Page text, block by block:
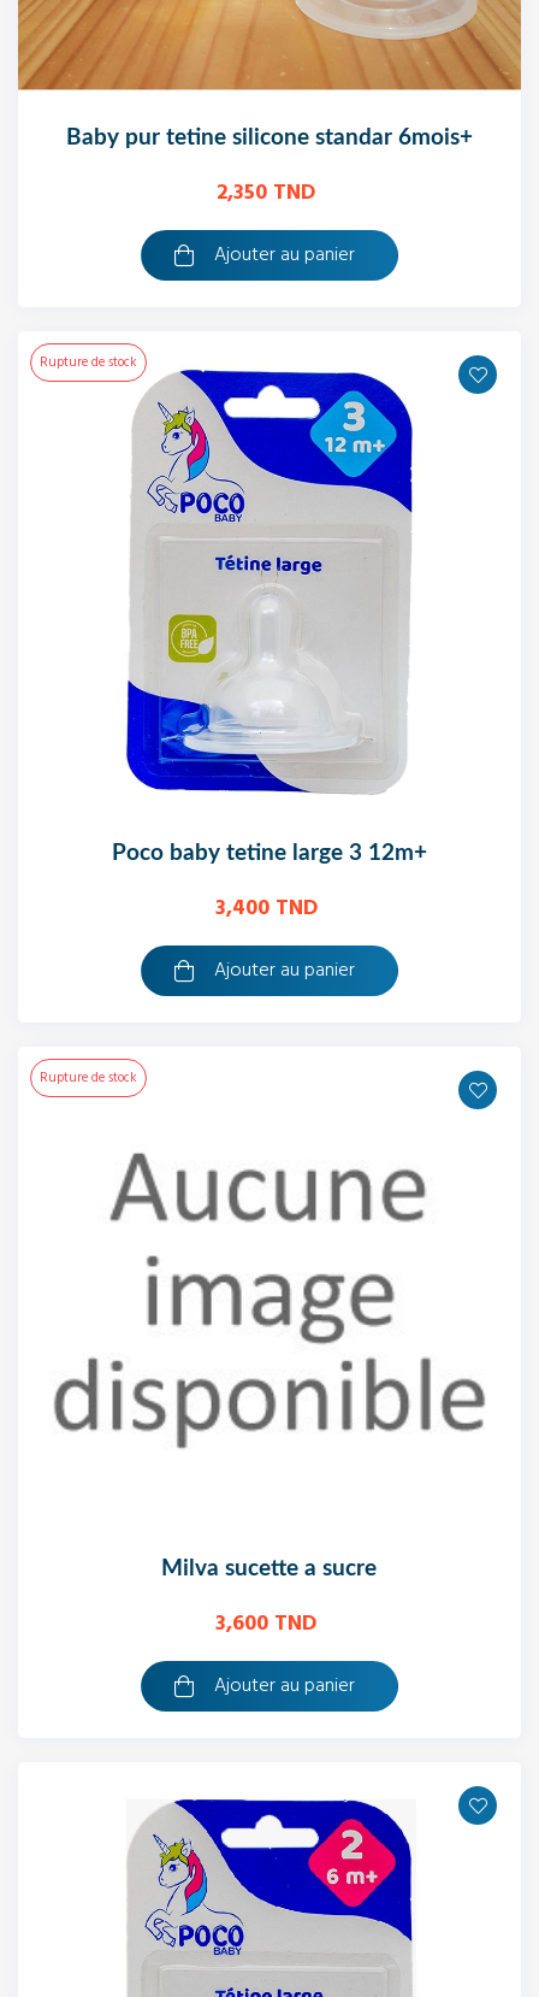
baby pur tetine silicone standar 6mois+
2,350 TND
Ajouter au panier
Rupture de stock
poco baby tetine large 3 12m+
3,400 TND
Ajouter au panier
Rupture de stock
milva sucette a sucre
3,600 TND
Ajouter au panier